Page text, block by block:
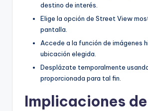
destino de interés.
Elige la opción de Street View
pantalla.
Accede a la función de imágenes
ubicación elegida.
Desplázate temporalmente
proporcionada para tal fin.
Implicaciones